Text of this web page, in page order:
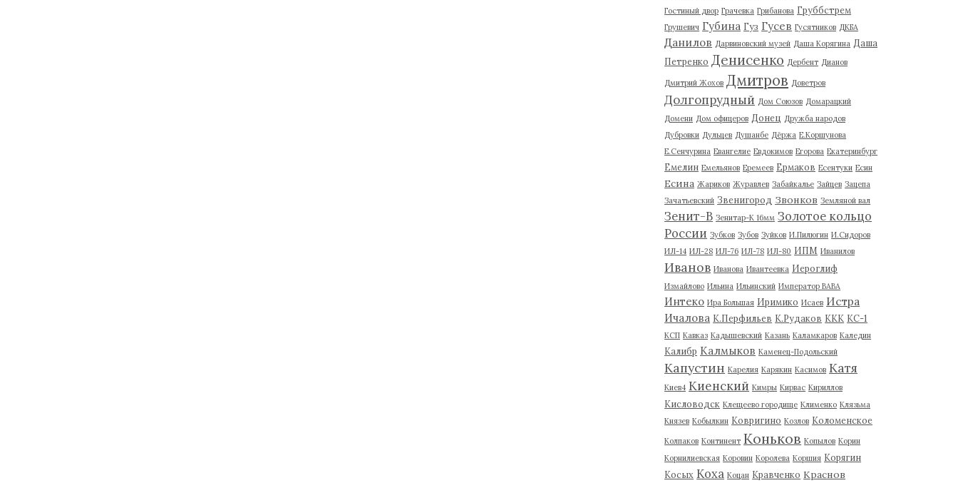
Гостиный двор Грачевка Грибанова Груббстрем
Грушевич Губина Гуз Гусев Гусятников ДКБА
Данилов Дарвиновский музей Даша Корягина Даша
Петренко Денисенко Дербент Дианов
Дмитрий Жохов Дмитров Доветров
Долгопрудный Дом Союзов Домарацкий
Домени Дом офицеров Донец Дружба народов
Дубровки Дульцев Душанбе Дёржа Е.Коршунова
Е.Сенчурина Евангелие Евдокимов Егорова Екатеринбург
Емелин Емельянов Еремеев Ермаков Есентуки Есин
Есина Жариков Журавлев Забайкалье Зайцев Зацепа
Зачатьевский Звенигород Звонков Земляной вал
Зенит-В Зенитар-К 16мм Золотое кольцо
России Зубков Зубов Зуйков И.Пилюгин И.Сидоров
ИЛ-14 ИЛ-28 ИЛ-76 ИЛ-78 ИЛ-80 ИПМ Иванилов
Иванов Иванова Ивантеевка Иероглиф
Измайлово Ильина Ильинский Император ВАВА
Интеко Ира Большая Иримико Исаев Истра
Ичалова К.Перфильев К.Рудаков ККК КС-1
КСП Кавказ Кадышевский Казань Каламкаров Каледин
Калибр Калмыков Каменец-Подольский
Капустин Карелия Карякин Касимов Катя
Киев4 Киенский Кимры Кирвас Кириллов
Кисловодск Клещеево городище Клименко Клязьма
Князев Кобылкин Ковригино Козлов Коломенское
Колпаков Континент Коньков Копылов Корин
Корнилиевская Коровин Королева Коршия Корягин
Косых Коха Коцан Кравченко Краснов